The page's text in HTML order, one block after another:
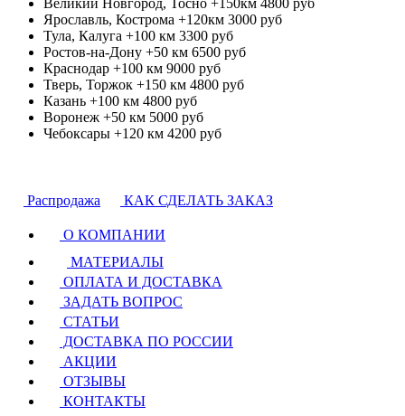
Великий Новгород, Тосно +150км 4800 руб
Ярославль, Кострома +120км 3000 руб
Тула, Калуга +100 км 3300 руб
Ростов-на-Дону +50 км 6500 руб
Краснодар +100 км 9000 руб
Тверь, Торжок +150 км 4800 руб
Казань +100 км 4800 руб
Воронеж +50 км 5000 руб
Чебоксары +120 км 4200 руб
Распродажа КАК СДЕЛАТЬ ЗАКАЗ
О КОМПАНИИ
МАТЕРИАЛЫ
ОПЛАТА И ДОСТАВКА
ЗАДАТЬ ВОПРОС
СТАТЬИ
ДОСТАВКА ПО РОССИИ
АКЦИИ
ОТЗЫВЫ
КОНТАКТЫ